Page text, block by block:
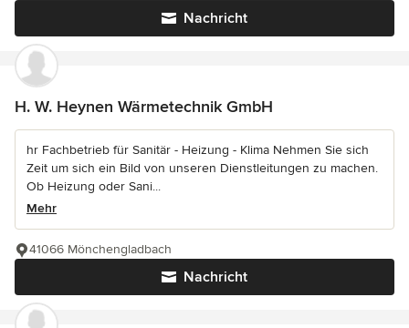
Nachricht
H. W. Heynen Wärmetechnik GmbH
hr Fachbetrieb für Sanitär - Heizung - Klima Nehmen Sie sich
Zeit um sich ein Bild von unseren Dienstleitungen zu machen.
Ob Heizung oder Sani...
Mehr
Nachricht
41066 Mönchengladbach